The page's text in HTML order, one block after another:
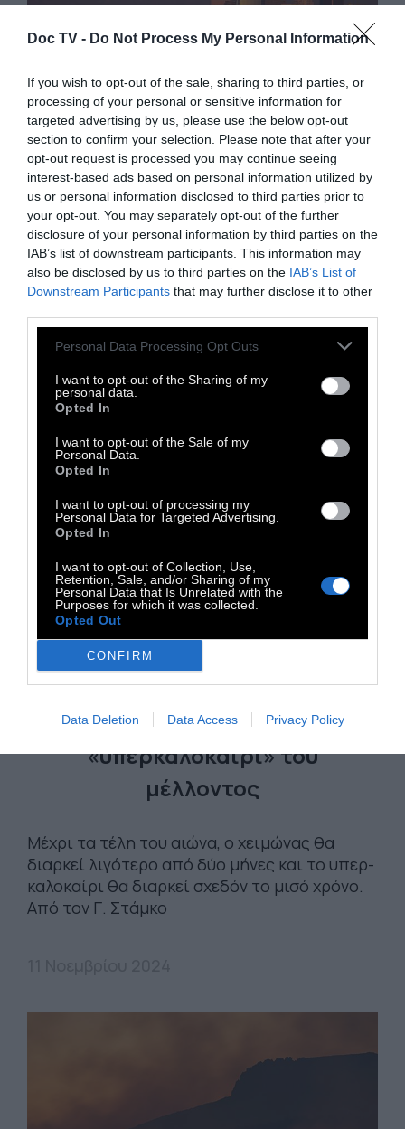
Doc TV - Do Not Process My Personal Information
If you wish to opt-out of the sale, sharing to third parties, or
processing of your personal or sensitive information for
targeted advertising by us, please use the below opt-out
section to confirm your selection. Please note that after your
opt-out request is processed you may continue seeing
interest-based ads based on personal information utilized by
us or personal information disclosed to third parties prior to
your opt-out. You may separately opt-out of the further
disclosure of your personal information by third parties on the
IAB’s list of downstream participants. This information may
also be disclosed by us to third parties on the IAB’s List of
Downstream Participants that may further disclose it to other
Personal Data Processing Opt Outs
I want to opt-out of the Sharing of my
personal data.
Opted In
I want to opt-out of the Sale of my
Personal Data.
Opted In
I want to opt-out of processing my
Personal Data for Targeted Advertising.
Opted In
I want to opt-out of Collection, Use,
Retention, Sale, and/or Sharing of my
Personal Data that Is Unrelated with the
Purposes for which it was collected.
Opted Out
CONFIRM
Data Deletion Data Access Privacy Policy
ΠΡΟΠΑΓΑΝΔΑ
Ο καπιταλισμός έκαψε το Λος
Άντζελες
Απόσπασμα από κείμενο του Τομ Κάρτερ στο
WSWS
15 Ιανουαρίου 2025
ΚΟΣΜΟΣ
Το καταστροφικό
«υπερκαλοκαίρι» του
μέλλοντος
Μέχρι τα τέλη του αιώνα, ο χειμώνας θα
διαρκεί λιγότερο από δύο μήνες και το υπερ-
καλοκαίρι θα διαρκεί σχεδόν το μισό χρόνο.
Από τον Γ. Στάμκο